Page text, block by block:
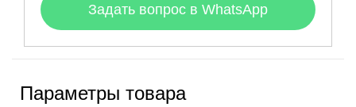
Задать вопрос в WhatsApp
Параметры товара